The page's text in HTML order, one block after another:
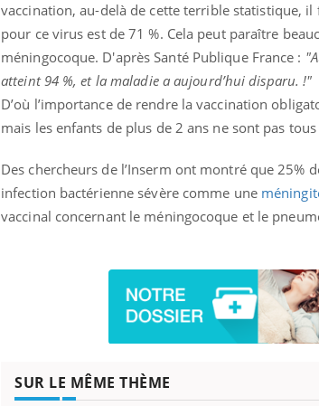
vaccination, au-delà de cette terrible statistique,
pour ce virus est de 71 %. Cela peut paraître
méningocoque. D'après Santé Publique France : "
atteint 94 %, et la maladie a aujourd’hui disparu. !"
D’où l’importance de rendre la vaccination
mais les enfants de plus de 2 ans ne sont pas tous
Des chercheurs de l’Inserm ont montré que 25%
infection bactérienne sévère comme une
vaccinal concernant le méningocoque et le
SUR LE MÊME THÈME